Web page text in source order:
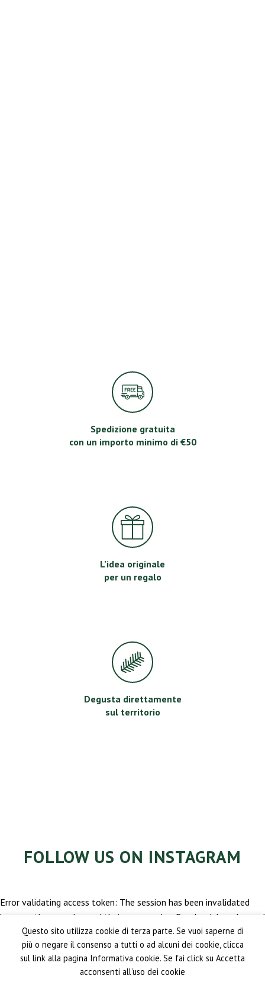
Spedizione gratuita
con un importo minimo di €50
L’idea originale
per un regalo
Degusta direttamente
sul territorio
FOLLOW US ON INSTAGRAM
Error validating access token: The session has been invalidated
because the user changed their password or Facebook has changed
the session for security reasons.
Questo sito utilizza cookie di terza parte. Se vuoi saperne di
più o negare il consenso a tutti o ad alcuni dei cookie, clicca
sul link alla pagina Informativa cookie. Se fai click su Accetta
acconsenti all’uso dei cookie